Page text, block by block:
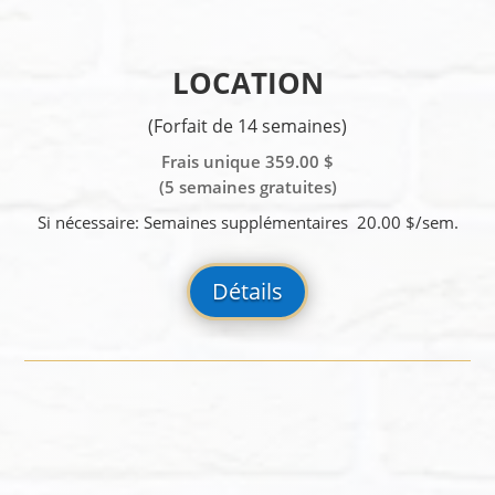
LOCATION
(Forfait de 14 semaines)
Frais unique 359.00 $
(5 semaines gratuites)
Si nécessaire: Semaines supplémentaires 20.00 $/sem.
Détails